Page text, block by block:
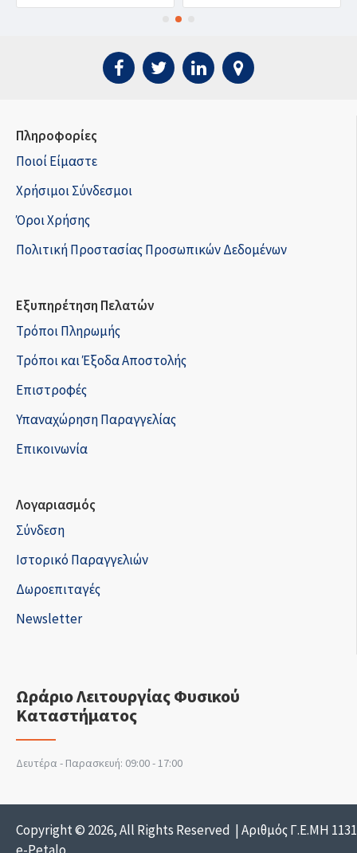
Πληροφορίες
Ποιοί Είμαστε
Χρήσιμοι Σύνδεσμοι
Όροι Χρήσης
Πολιτική Προστασίας Προσωπικών Δεδομένων
Εξυπηρέτηση Πελατών
Τρόποι Πληρωμής
Τρόποι και Έξοδα Αποστολής
Επιστροφές
Υπαναχώρηση Παραγγελίας
Επικοινωνία
Λογαριασμός
Σύνδεση
Ιστορικό Παραγγελιών
Δωροεπιταγές
Newsletter
Ωράριο Λειτουργίας Φυσικού
Καταστήματος
Δευτέρα - Παρασκευή: 09:00 - 17:00
Copyright © 2026, All Rights Reserved | Αριθμός Γ.Ε.ΜΗ